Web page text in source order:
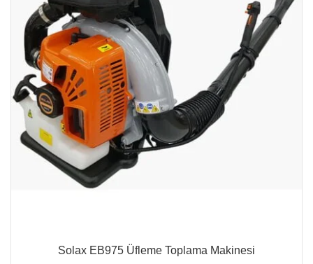
Solax EB975 Üfleme Toplama Makinesi